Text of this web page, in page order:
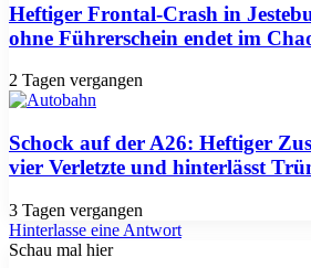
Heftiger Frontal-Crash in
ohne Führerschein endet im
2 Tagen vergangen
Schock auf der A26: Heftiger
vier Verletzte und hinterlässt
3 Tagen vergangen
Hinterlasse eine Antwort
Schau mal hier